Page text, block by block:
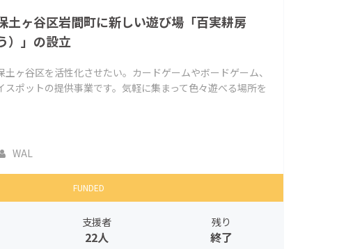
土ヶ谷区岩間町に新しい遊び場「百実耕房
）」の設立
土ヶ谷区を活性化させたい。カードゲームやボードゲーム、
スポットの提供事業です。気軽に集まって色々遊べる場所を
WAL
FUNDED
支援者
22人
残り
終了